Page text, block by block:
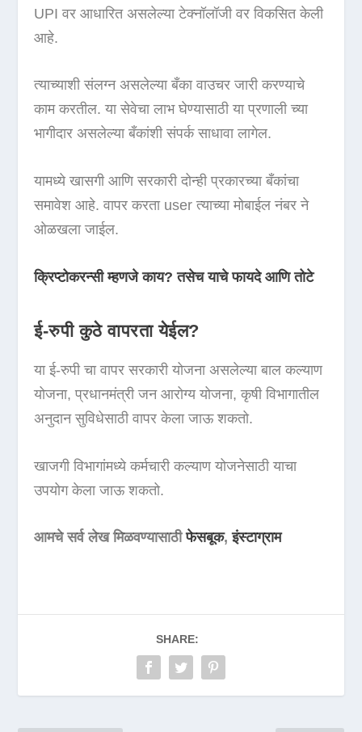
UPI वर आधारित असलेल्या टेक्नॉलॉजी वर विकसित केली
आहे.
त्याच्याशी संलग्न असलेल्या बँका वाउचर जारी करण्याचे
काम करतील. या सेवेचा लाभ घेण्यासाठी या प्रणाली च्या
भागीदार असलेल्या बँकांशी संपर्क साधावा लागेल.
यामध्ये खासगी आणि सरकारी दोन्ही प्रकारच्या बँकांचा
समावेश आहे. वापर करता user त्याच्या मोबाईल नंबर ने
ओळखला जाईल.
क्रिप्टोकरन्सी म्हणजे काय? तसेच याचे फायदे आणि तोटे
ई-रुपी कुठे वापरता येईल?
या ई-रुपी चा वापर सरकारी योजना असलेल्या बाल कल्याण
योजना, प्रधानमंत्री जन आरोग्य योजना, कृषी विभागातील
अनुदान सुविधेसाठी वापर केला जाऊ शकतो.
खाजगी विभागांमध्ये कर्मचारी कल्याण योजनेसाठी याचा
उपयोग केला जाऊ शकतो.
आमचे सर्व लेख मिळवण्यासाठीफेसबूक,इंस्टाग्राम
SHARE: